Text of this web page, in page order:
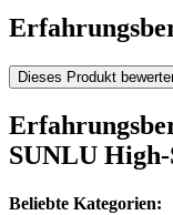
Dieses Produkt
SUNLU
Beliebte Kategorien: